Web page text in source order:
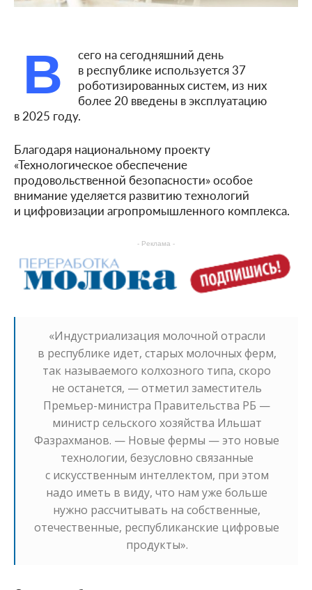
В
сего на сегодняшний день
в республике используется 37
роботизированных систем, из них
более 20 введены в эксплуатацию
в 2025 году.
Благодаря национальному проекту
«Технологическое обеспечение
продовольственной безопасности» особое
внимание уделяется развитию технологий
и цифровизации агропромышленного комплекса.
- Реклама -
«Индустриализация молочной отрасли
в республике идет, старых молочных ферм,
так называемого колхозного типа, скоро
не останется, — отметил заместитель
Премьер-министра Правительства РБ —
министр сельского хозяйства Ильшат
Фазрахманов. — Новые фермы — это новые
технологии, безусловно связанные
с искусственным интеллектом, при этом
надо иметь в виду, что нам уже больше
нужно рассчитывать на собственные,
отечественные, республиканские цифровые
продукты».